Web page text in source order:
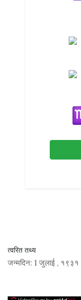
त्वरित तथ्य
जन्मदिन: 1 जुलाई , १९३१